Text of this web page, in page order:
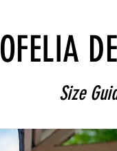
OFELIA
Size